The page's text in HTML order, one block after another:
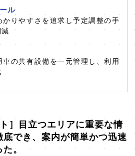
ル
かりやすさを追求し予定調整の手
車の共有設備を一元管理し、利用
］目立つエリアに重要な情
でき、案内が簡単かつ迅速
。